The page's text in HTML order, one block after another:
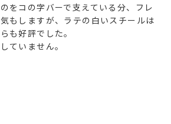
をコの字バーで支えている分、フレ
もしますが、ラテの白いスチールは
も好評でした。
ていません。